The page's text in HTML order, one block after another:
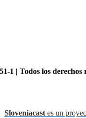
1 | Todos los
Sloveniacastes un